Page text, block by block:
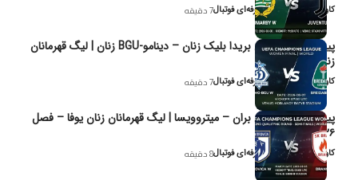
کاوه نیک‌فر، تحلیل‌گر حرفه‌ای فوتبال7 دقیقه
پیش‌بینی و تحلیل بریدا بلیک زنان – دینامو-BGU زنان | لیگ قهرمانان
زنان یوفا
کاوه نیک‌فر، تحلیل‌گر حرفه‌ای فوتبال7 دقیقه
پیش‌بینی و تحلیل بران – میتروویسا | لیگ قهرمانان زنان یوفا – فصل
۲۰۲۶
کاوه نیک‌فر، تحلیل‌گر حرفه‌ای فوتبال8 دقیقه